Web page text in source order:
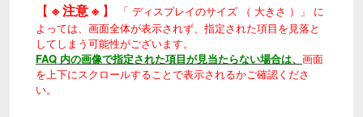
【 ※ 注意 ※ 】
「 ディスプレイのサイズ （ 大きさ ）」 に
よっては、画面全体が表示されず、指定された項目を見落と
してしまう可能性がございます。
FAQ 内の画像で指定された項目が見当たらない場合は、 画面
を上下にスクロールすることで表示されるかご確認くださ
い。